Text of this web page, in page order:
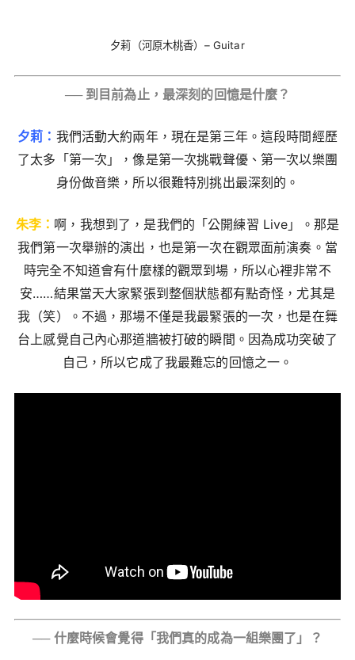
夕莉（河原木桃香）– Guitar
── 到目前為止，最深刻的回憶是什麼？
夕莉： 我們活動大約兩年，現在是第三年。這段時間經歷
了太多「第一次」，像是第一次挑戰聲優、第一次以樂團
身份做音樂，所以很難特別挑出最深刻的。
朱李： 啊，我想到了，是我們的「公開練習 Live」。那是
我們第一次舉辦的演出，也是第一次在觀眾面前演奏。當
時完全不知道會有什麼樣的觀眾到場，所以心裡非常不
安……結果當天大家緊張到整個狀態都有點奇怪，尤其是
我（笑）。不過，那場不僅是我最緊張的一次，也是在舞
台上感覺自己內心那道牆被打破的瞬間。因為成功突破了
自己，所以它成了我最難忘的回憶之一。
── 什麼時候會覺得「我們真的成為一組樂團了」？